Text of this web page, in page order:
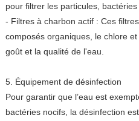
pour filtrer les particules,
- Filtres à charbon actif : Ces
composés organiques, le chlore
goût et la qualité de l'eau.
5. Équipement de désinfection
Pour garantir que l’eau est
bactéries nocifs, la désinfection